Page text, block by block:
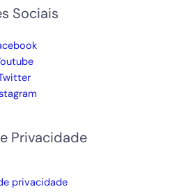
Sociais
Privacidade
privacidade